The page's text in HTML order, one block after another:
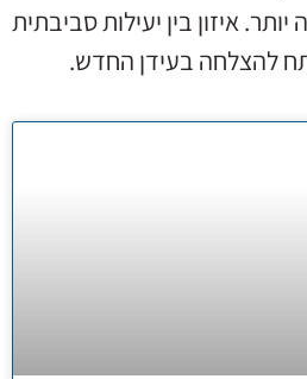
איזון בין יעילות סביבתית
להצלחה בעידן החדש.